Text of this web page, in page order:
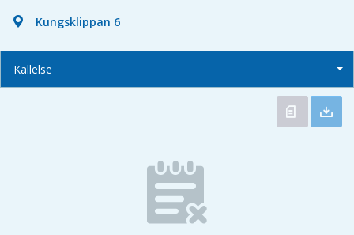
Kungsklippan 6
Kallelse